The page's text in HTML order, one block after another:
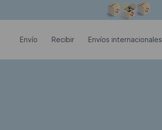
Envío Recibir Envíos internacionales
La ventana modal está abierta